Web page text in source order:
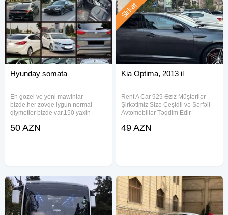
Hyunday somata
En gozel ve yeni mawinlar
bizde.her zovqe iygun normal
qiymetler bizde var.150 yaxin
50 AZN
Kia Optima, 2013 il
Rent A Car 929 Əziz Müştərilər
Şirkətimiz Sizə Çeşidli və Sərfəli
Avtomobillər Təqdim Edir
icareye masin teklif ediriki, Depozit
Şirkət
49 AZN